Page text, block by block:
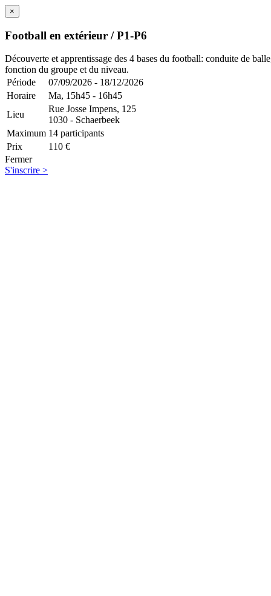
×
Football en extérieur / P1-P6
Découverte et apprentissage des 4 bases du football: conduite de
fonction du groupe et du niveau.
Période
07/09/2026 - 18/12/2026
Horaire
Ma, 15h45 - 16h45
Lieu
Rue Josse Impens, 125
1030 - Schaerbeek
Maximum 14 participants
Prix
110 €
Fermer
S'inscrire >